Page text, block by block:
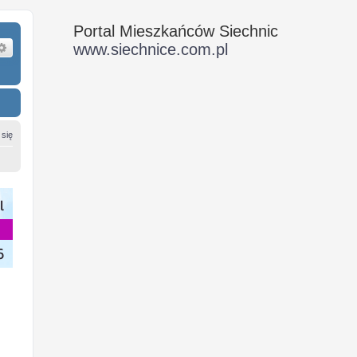
Wyszukiwanie zaawansowane
się
Portal Mieszkańców Siechnic
www.siechnice.com.pl